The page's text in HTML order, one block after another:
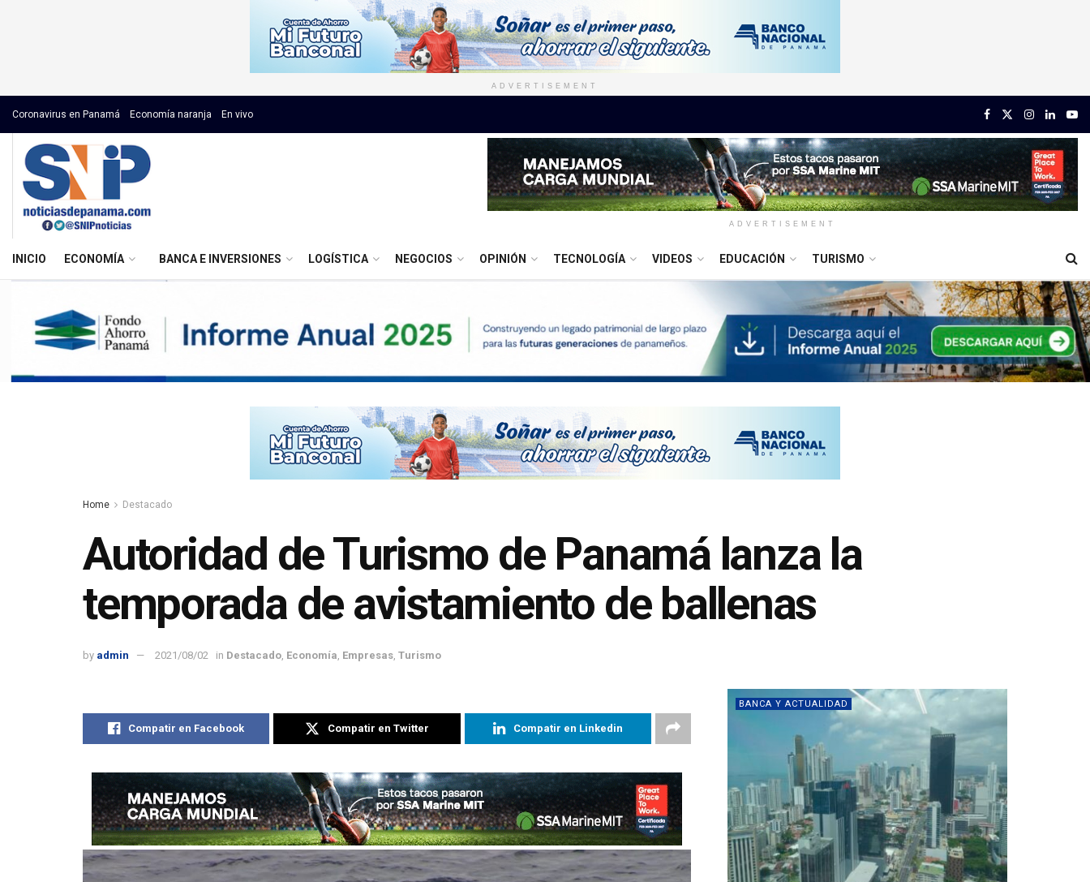
ADVERTISEMENT
Coronavirus en Panamá Economía naranja En vivo
ADVERTISEMENT
INICIO ECONOMÍA BANCA E INVERSIONES LOGÍSTICA NEGOCIOS OPINIÓN TECNOLOGÍA VIDEOS EDUCACIÓN TURISMO
Home Destacado
Autoridad de Turismo de Panamá lanza la
temporada de avistamiento de ballenas
by admin 2021/08/02 in Destacado Economía Empresas Turismo
Compatir en Facebook Compatir en Twitter Compatir en Linkedin
BANCA Y ACTUALIDAD